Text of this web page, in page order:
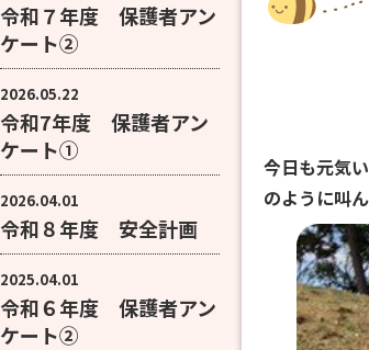
令和７年度 保護者アン
ケート②
2026.05.22
令和7年度 保護者アン
ケート①
2026.04.01
令和８年度 安全計画
2025.04.01
令和６年度 保護者アン
ケート②
今日も元気
のように叫